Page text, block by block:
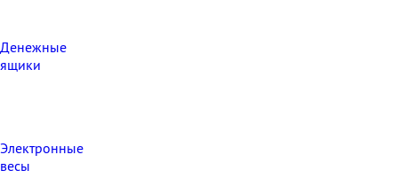
Денежные
ящики
Электронные
весы